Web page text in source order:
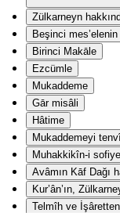
Zülkarneyn
Beşinci
Birinci Makāle
Ezcümle
Mukaddeme
Gār misâli
Hâtime
Mukaddemeyi
Muhakkikîn-i
Avâmın Kāf Dağı
Kur’ân’ın,
Telmîh ve